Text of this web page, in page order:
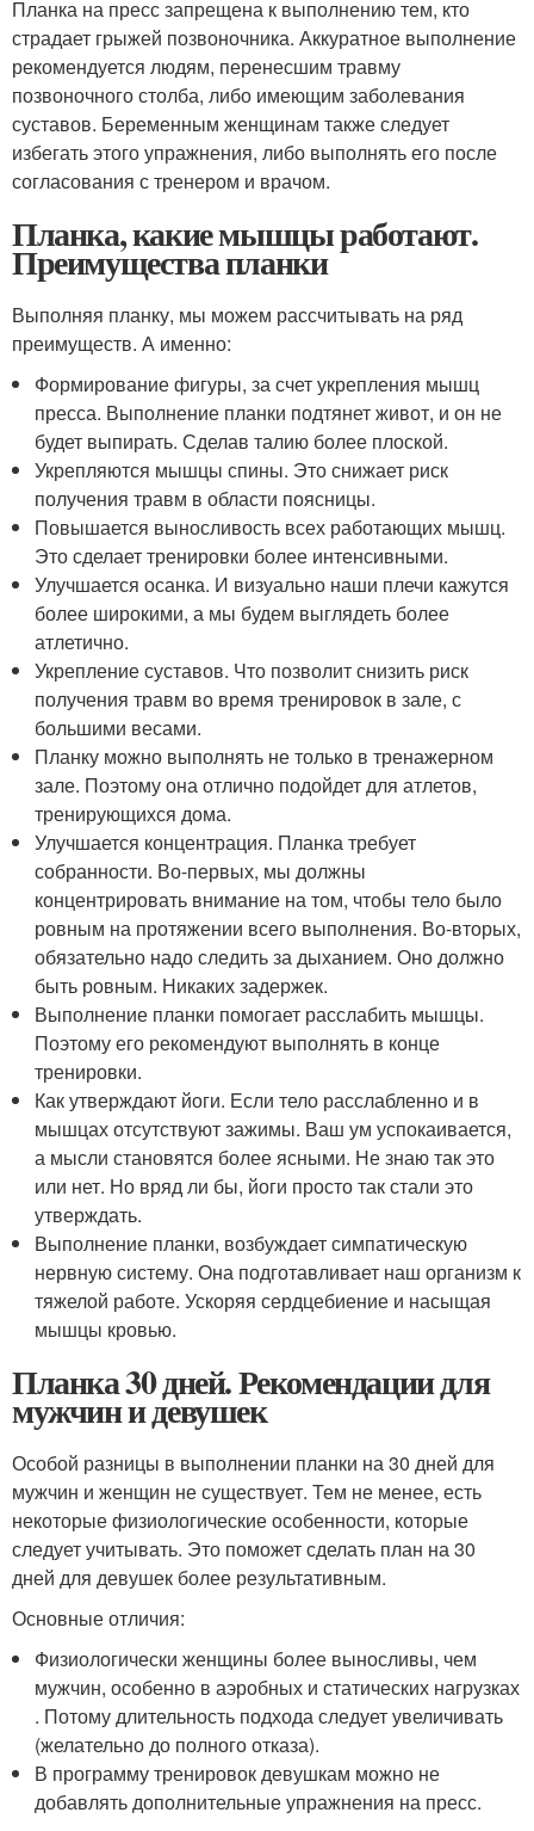
Планка на пресс запрещена к выполнению тем, кто
страдает грыжей позвоночника. Аккуратное выполнение
рекомендуется людям, перенесшим травму
позвоночного столба, либо имеющим заболевания
суставов. Беременным женщинам также следует
избегать этого упражнения, либо выполнять его после
согласования с тренером и врачом.
Планка, какие мышцы работают.
Преимущества планки
Выполняя планку, мы можем рассчитывать на ряд
преимуществ. А именно:
Формирование фигуры, за счет укрепления мышц
пресса. Выполнение планки подтянет живот, и он не
будет выпирать. Сделав талию более плоской.
Укрепляются мышцы спины. Это снижает риск
получения травм в области поясницы.
Повышается выносливость всех работающих мышц.
Это сделает тренировки более интенсивными.
Улучшается осанка. И визуально наши плечи кажутся
более широкими, а мы будем выглядеть более
атлетично.
Укрепление суставов. Что позволит снизить риск
получения травм во время тренировок в зале, с
большими весами.
Планку можно выполнять не только в тренажерном
зале. Поэтому она отлично подойдет для атлетов,
тренирующихся дома.
Улучшается концентрация. Планка требует
собранности. Во-первых, мы должны
концентрировать внимание на том, чтобы тело было
ровным на протяжении всего выполнения. Во-вторых,
обязательно надо следить за дыханием. Оно должно
быть ровным. Никаких задержек.
Выполнение планки помогает расслабить мышцы.
Поэтому его рекомендуют выполнять в конце
тренировки.
Как утверждают йоги. Если тело расслабленно и в
мышцах отсутствуют зажимы. Ваш ум успокаивается,
а мысли становятся более ясными. Не знаю так это
или нет. Но вряд ли бы, йоги просто так стали это
утверждать.
Выполнение планки, возбуждает симпатическую
нервную систему. Она подготавливает наш организм к
тяжелой работе. Ускоряя сердцебиение и насыщая
мышцы кровью.
Планка 30 дней. Рекомендации для
мужчин и девушек
Особой разницы в выполнении планки на 30 дней для
мужчин и женщин не существует. Тем не менее, есть
некоторые физиологические особенности, которые
следует учитывать. Это поможет сделать план на 30
дней для девушек более результативным.
Основные отличия:
Физиологически женщины более выносливы, чем
мужчин, особенно в аэробных и статических нагрузках
. Потому длительность подхода следует увеличивать
(желательно до полного отказа).
В программу тренировок девушкам можно не
добавлять дополнительные упражнения на пресс.